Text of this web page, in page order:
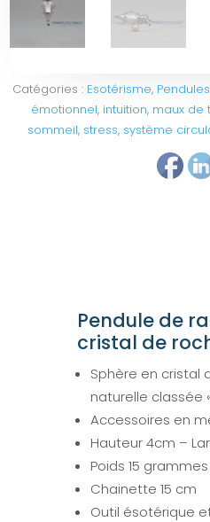
Catégories : Esotérisme, Pendules
émotionnel, intuition, maux de
sommeil, stress, système
Pendule de
cristal de
Sphère en cristal
naturelle classée
Accessoires en
Hauteur 4cm –
Poids 15 grammes
Chainette 15 cm
Outil ésotérique